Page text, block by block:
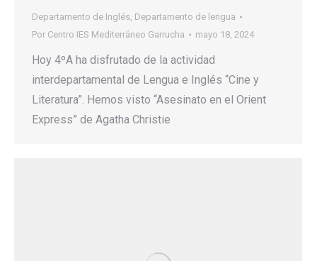
Departamento de Inglés, Departamento de lengua
Por Centro IES Mediterráneo Garrucha mayo 18, 2024
Hoy 4ºA ha disfrutado de la actividad
interdepartamental de Lengua e Inglés “Cine y
Literatura”. Hemos visto “Asesinato en el Orient
Express” de Agatha Christie